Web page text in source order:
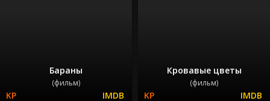
Бараны
(фильм)
Кровавые цветы
(фильм)